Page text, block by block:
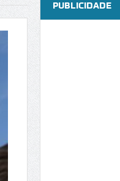
PUBLICIDADE